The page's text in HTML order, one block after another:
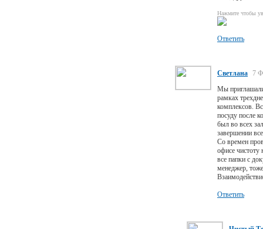
Нажмите чтобы
Ответить
Светлана
7
Мы
рамках
комплексов.
посуду после
был во всех
завершении
Со времен
офисе
все папки с
менеджер,
Ответить